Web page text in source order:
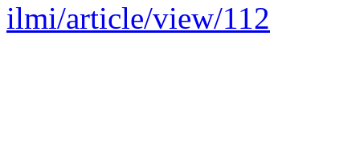
ilmi/article/view/112